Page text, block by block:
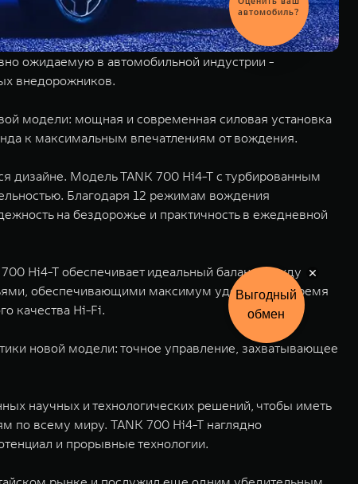
ожидаемую в автомобильной индустрии -
внедорожников.
модели: мощная и современная силовая установка
к максимальным впечатлениям от вождения.
дизайне. Модель TANK 700 Hi4-T с турбированным
Благодаря 12 режимам вождения
на бездорожье и практичность в ежедневной
Hi4-T обеспечивает идеальный баланс между
обеспечивающими максимум удобства во время
качества Hi-Fi.
новой модели: точное управление, захватывающее
научных и технологических решений, чтобы иметь
по всему миру. TANK 700 Hi4-T наглядно
и прорывные технологии.
Выгодный
обмен
обмен
автомобиля